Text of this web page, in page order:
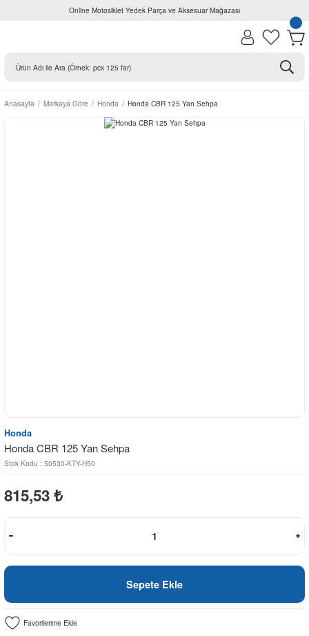
Online Motosiklet Yedek Parça ve Aksesuar Mağazası
Anasayfa Markaya Göre Honda Honda CBR 125 Yan Sehpa
Honda
Honda CBR 125 Yan Sehpa
Stok Kodu : 50530-KTY-H50
815,53 ₺
Sepete Ekle